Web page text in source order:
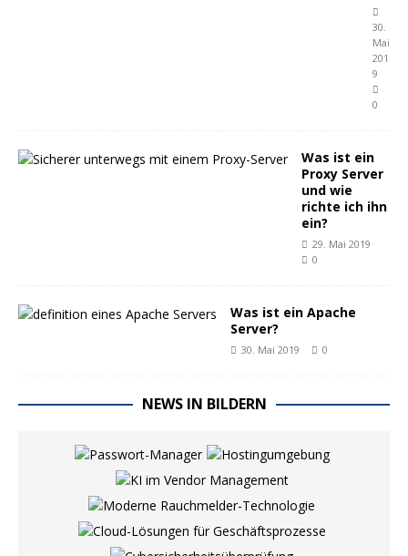
30.
Mai
201
9
0
Was ist ein
Proxy Server
und wie
richte ich ihn
ein?
29. Mai 2019
0
Was ist ein Apache
Server?
30. Mai 2019 0
NEWS IN BILDERN